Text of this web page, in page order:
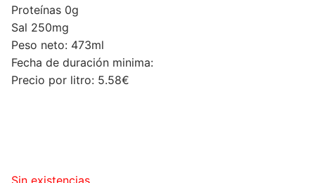
Proteínas 0g
Sal 250mg
Peso neto: 473ml
Fecha de duración minima:
Precio por litro: 5.58€
Sin existencias